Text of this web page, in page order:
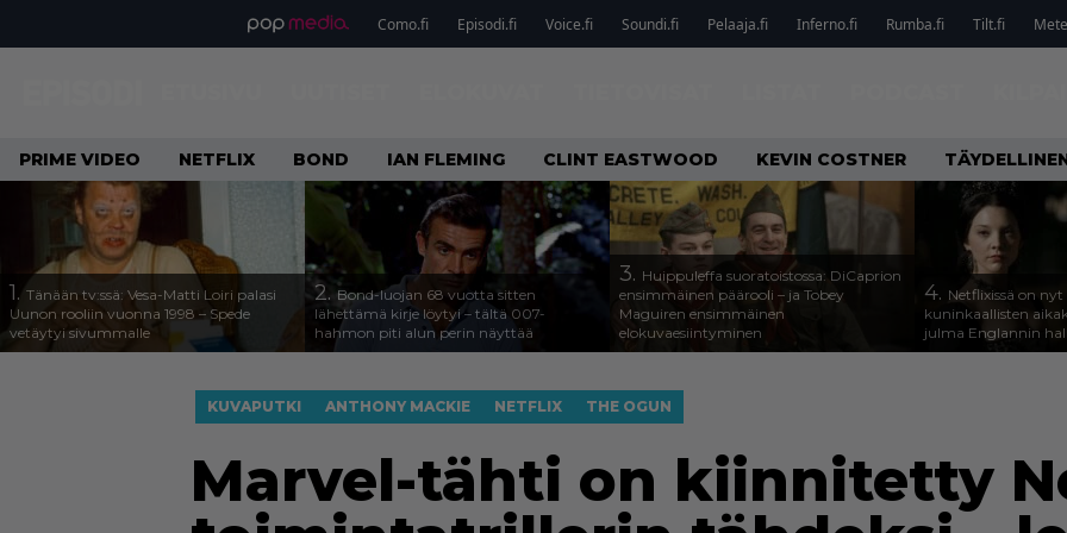
Como.fi Episodi.fi Voice.fi Soundi.fi Pelaaja.fi Inferno.fi Rumba.fi Tilt.fi
PRIME VIDEO NETFLIX BOND IAN FLEMING CLINT EASTWOOD KEVIN COSTNER
1. Tänään tv:ssä: Vesa-Matti Loiri palasi
Uunon rooliin vuonna 1998 – Spede
vetäytyi sivummalle
2.Bond-luojan 68 vuotta sitten
lähettämä kirje löytyi – tältä 007-
hahmon piti alun perin näyttää
3. Huippuleffa suoratoistossa: DiCaprion
ensimmäinen päärooli – ja Tobey
Maguiren ensimmäinen
elokuvaesiintyminen
4. Netflixissä on
kuninkaallisten
julma Englannin
KUVAPUTKI ANTHONY MACKIE NETFLIX THE OGUN
Marvel-tähti on kiinnitetty